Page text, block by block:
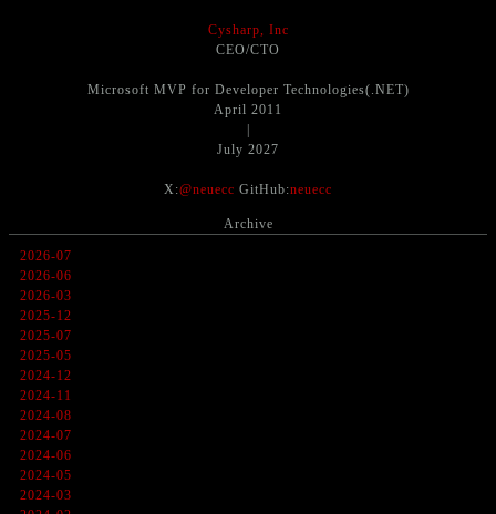
Cysharp, Inc
CEO/CTO
Microsoft MVP for Developer Technologies(.NET)
April 2011
July 2027
X:@neuecc GitHub:neuecc
Archive
2026-07
2026-06
2026-03
2025-12
2025-07
2025-05
2024-12
2024-11
2024-08
2024-07
2024-06
2024-05
2024-03